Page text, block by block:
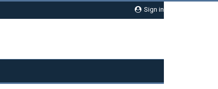
Sign in